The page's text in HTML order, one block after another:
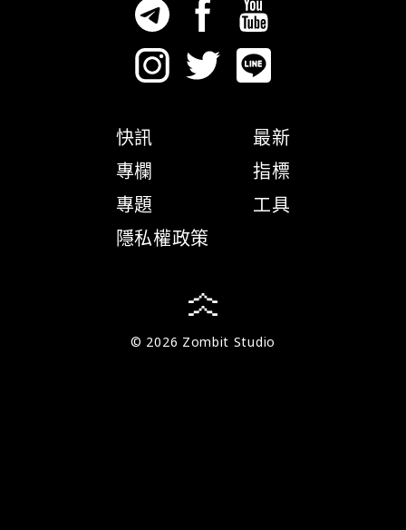
快訊
專欄
專題
隱私權政策
最新
指標
工具
© 2026 Zombit Studio